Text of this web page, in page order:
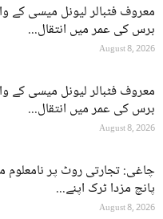
برس کی عمر میں انتقال...
August 8, 2026
برس کی عمر میں انتقال...
August 8, 2026
چاغی: تجارتی روٹ پر نامعلوم
پانچ مزدا ٹرک اپنے...
August 8, 2026